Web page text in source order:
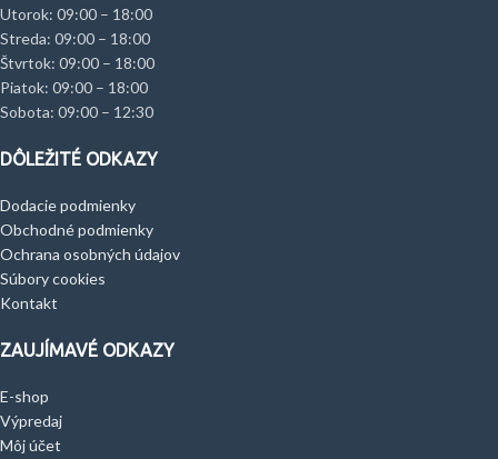
Utorok: 09:00 – 18:00
Streda: 09:00 – 18:00
Štvrtok: 09:00 – 18:00
Piatok: 09:00 – 18:00
Sobota: 09:00 – 12:30
DÔLEŽITÉ ODKAZY
Dodacie podmienky
Obchodné podmienky
Ochrana osobných údajov
Súbory cookies
Kontakt
ZAUJÍMAVÉ ODKAZY
E-shop
Výpredaj
Môj účet